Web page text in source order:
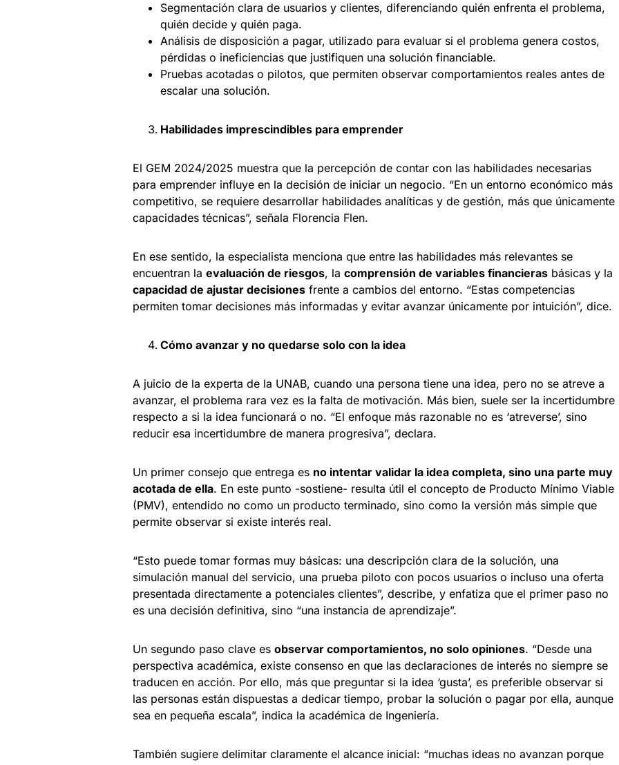
Segmentación clara de usuarios y clientes, diferenciando quién enfrenta el problema,
quién decide y quién paga.
Análisis de disposición a pagar, utilizado para evaluar si el problema genera costos,
pérdidas o ineficiencias que justifiquen una solución financiable.
Pruebas acotadas o pilotos, que permiten observar comportamientos reales antes de
escalar una solución.
Habilidades imprescindibles para emprender
El GEM 2024/2025 muestra que la percepción de contar con las habilidades necesarias
para emprender influye en la decisión de iniciar un negocio. “En un entorno económico más
competitivo, se requiere desarrollar habilidades analíticas y de gestión, más que únicamente
capacidades técnicas”, señala Florencia Flen.
En ese sentido, la especialista menciona que entre las habilidades más relevantes se
encuentran la evaluación de riesgos, la comprensión de variables financieras básicas y la
capacidad de ajustar decisiones frente a cambios del entorno. “Estas competencias
permiten tomar decisiones más informadas y evitar avanzar únicamente por intuición”, dice.
Cómo avanzar y no quedarse solo con la idea
A juicio de la experta de la UNAB, cuando una persona tiene una idea, pero no se atreve a
avanzar, el problema rara vez es la falta de motivación. Más bien, suele ser la incertidumbre
respecto a si la idea funcionará o no. “El enfoque más razonable no es ‘atreverse’, sino
reducir esa incertidumbre de manera progresiva”, declara.
Un primer consejo que entrega es no intentar validar la idea completa, sino una parte muy
acotada de ella. En este punto -sostiene- resulta útil el concepto de Producto Mínimo Viable
(PMV), entendido no como un producto terminado, sino como la versión más simple que
permite observar si existe interés real.
“Esto puede tomar formas muy básicas: una descripción clara de la solución, una
simulación manual del servicio, una prueba piloto con pocos usuarios o incluso una oferta
presentada directamente a potenciales clientes”, describe, y enfatiza que el primer paso no
es una decisión definitiva, sino “una instancia de aprendizaje”.
Un segundo paso clave es observar comportamientos, no solo opiniones. “Desde una
perspectiva académica, existe consenso en que las declaraciones de interés no siempre se
traducen en acción. Por ello, más que preguntar si la idea ‘gusta’, es preferible observar si
las personas están dispuestas a dedicar tiempo, probar la solución o pagar por ella, aunque
sea en pequeña escala”, indica la académica de Ingeniería.
También sugiere delimitar claramente el alcance inicial: “muchas ideas no avanzan porque